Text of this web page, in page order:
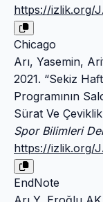
https://izlik.org/
Chicago
Arı, Yasemin,
2021. “Sekiz
Programının
Sürat Ve
Spor Bilimleri
https://izlik.org/
EndNote